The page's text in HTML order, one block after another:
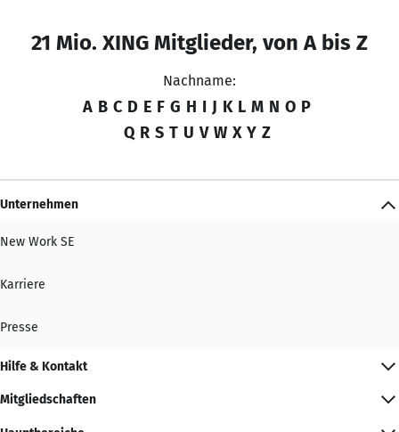
21 Mio. XING Mitglieder, von A bis Z
Nachname:
A B C D E F G H I J K L M N O P
Q R S T U V W X Y Z
Unternehmen
New Work SE
Karriere
Presse
Hilfe & Kontakt
Mitgliedschaften